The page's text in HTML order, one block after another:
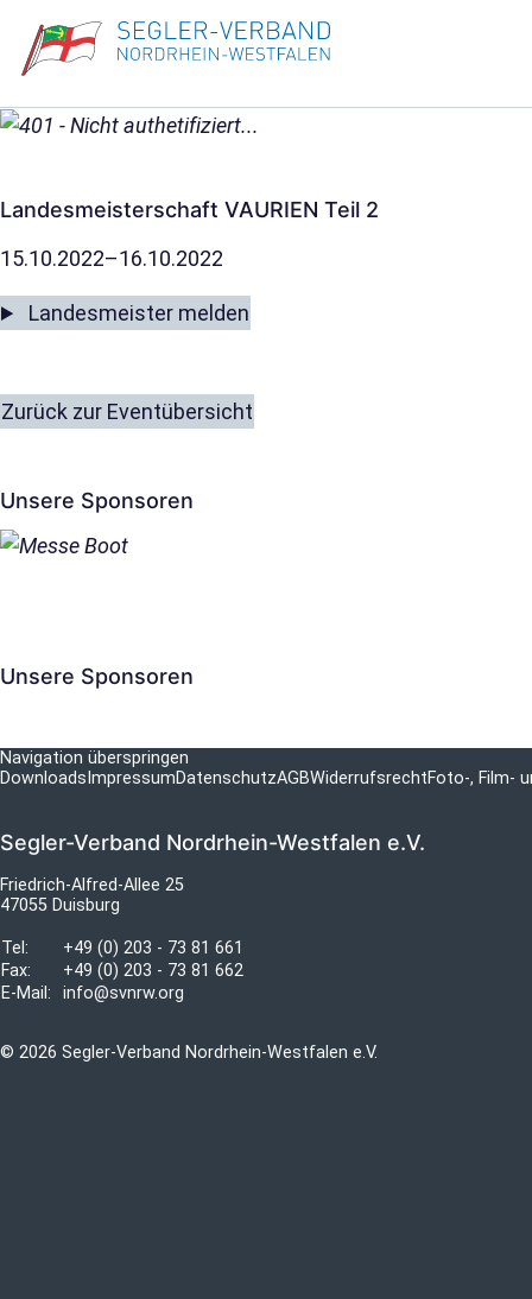
Landesmeisterschaft VAURIEN Teil 2
15.10.2022–16.10.2022
Landesmeister melden
Zurück zur Eventübersicht
Unsere Sponsoren
Unsere Sponsoren
Navigation überspringen
Downloads ImpressumDatenschutzAGBWiderrufsrechtFoto-, Film-
Segler-Verband Nordrhein-Westfalen e.V.
Friedrich-Alfred-Allee 25
47055 Duisburg
Tel:
+49 (0) 203 - 73 81 661
Fax:
+49 (0) 203 - 73 81 662
E-Mail:
info@svnrw.org
© 2026 Segler-Verband Nordrhein-Westfalen e.V.